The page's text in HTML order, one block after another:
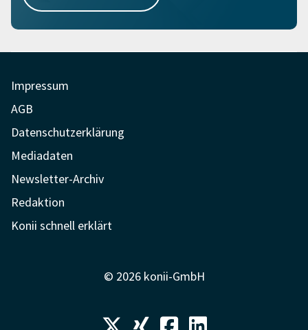
Impressum
AGB
Datenschutzerklärung
Mediadaten
Newsletter-Archiv
Redaktion
Konii schnell erklärt
© 2026 konii-GmbH